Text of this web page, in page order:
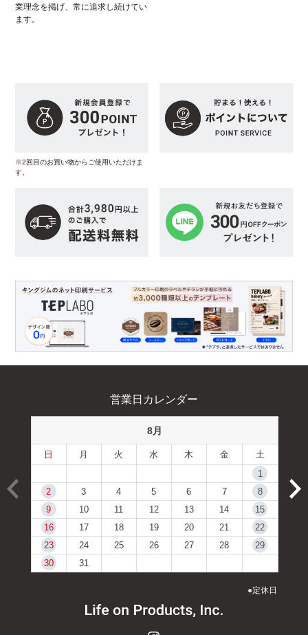
業理念を掲げ、常に追求し続けてい
ます。
※2回目のお買い物からご使用いただけま
す。
営業日カレンダー
8月
日 月 火 水 木 金
土
1
2
3 4 5 6 7
8
9
10 11 12 13 14
15
16
17 18 19 20 21
22
23
24 25 26 27 28
29
30
31
●定休日